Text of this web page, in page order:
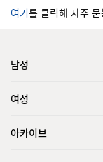
여기를 클릭해 자주
남성
여성
아카이브